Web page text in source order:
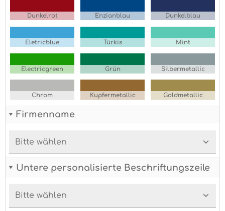
Dunkelrot Enzianblau Dunkelblau
Eletricblue Türkis Mint
Electricgreen Grün Silbermetallic
Chrom Kupfermetallic Goldmetallic
Firmenname
Untere personalisierte Beschriftungszeile